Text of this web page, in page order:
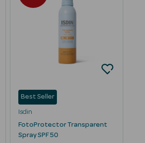
Best Seller
Isdin
FotoProtector Transparent
Spray SPF 50